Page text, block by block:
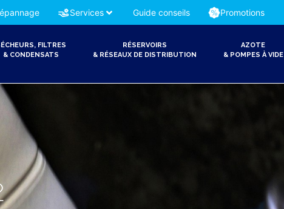
Services Guide conseils Promotions
FILTRES
& CONDENSATS
RÉSERVOIRS
& RÉSEAUX DE DISTRIBUTION
AZOTE
& POMPES À VIDE